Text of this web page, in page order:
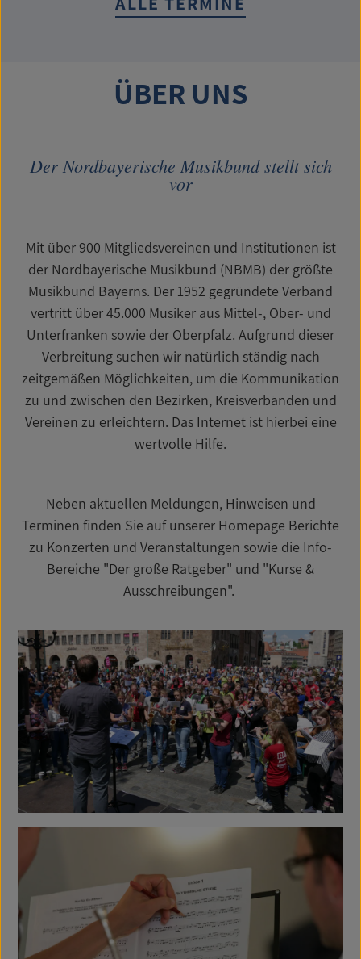
ÜBER UNS
Der Nordbayerische Musikbund stellt sich
vor
Mit über 900 Mitgliedsvereinen und Institutionen ist
der Nordbayerische Musikbund (NBMB) der größte
Musikbund Bayerns. Der 1952 gegründete Verband
vertritt über 45.000 Musiker aus Mittel-, Ober- und
Unterfranken sowie der Oberpfalz. Aufgrund dieser
Verbreitung suchen wir natürlich ständig nach
zeitgemäßen Möglichkeiten, um die Kommunikation
zu und zwischen den Bezirken, Kreisverbänden und
Vereinen zu erleichtern. Das Internet ist hierbei eine
wertvolle Hilfe.
Neben aktuellen Meldungen, Hinweisen und
Terminen finden Sie auf unserer Homepage Berichte
zu Konzerten und Veranstaltungen sowie die Info-
Bereiche "Der große Ratgeber" und "Kurse &
Ausschreibungen".